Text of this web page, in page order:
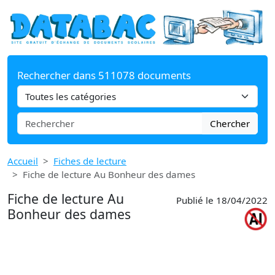
Rechercher dans 511078 documents
Chercher
Accueil
Fiches de lecture
Fiche de lecture Au Bonheur des dames
Fiche de lecture Au
Bonheur des dames
Publié le 18/04/2022